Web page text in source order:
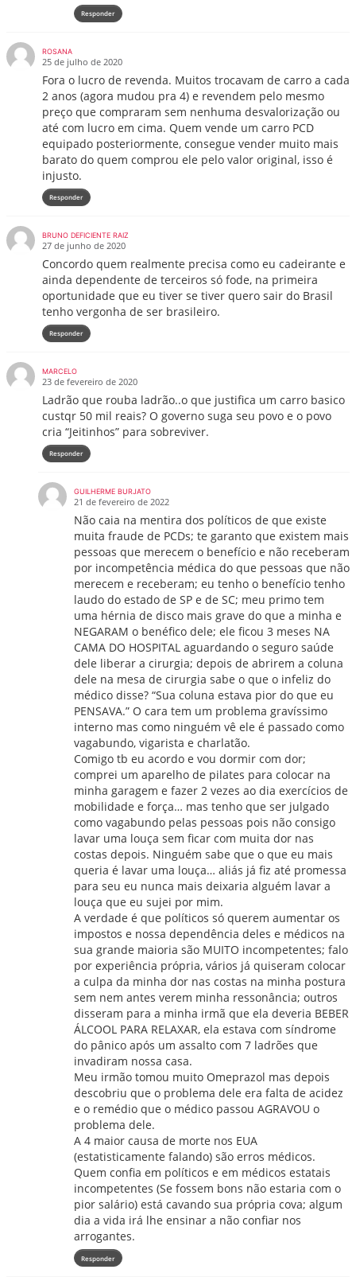
Responder
ROSANA
25 de julho de 2020
Fora o lucro de revenda. Muitos trocavam de carro a cada
2 anos (agora mudou pra 4) e revendem pelo mesmo
preço que compraram sem nenhuma desvalorização ou
até com lucro em cima. Quem vende um carro PCD
equipado posteriormente, consegue vender muito mais
barato do quem comprou ele pelo valor original, isso é
injusto.
Responder
BRUNO DEFICIENTE RAIZ
27 de junho de 2020
Concordo quem realmente precisa como eu cadeirante e
ainda dependente de terceiros só fode, na primeira
oportunidade que eu tiver se tiver quero sair do Brasil
tenho vergonha de ser brasileiro.
Responder
MARCELO
23 de fevereiro de 2020
Ladrão que rouba ladrão..o que justifica um carro basico
custqr 50 mil reais? O governo suga seu povo e o povo
cria “Jeitinhos” para sobreviver.
Responder
GUILHERME BURJATO
21 de fevereiro de 2022
Não caia na mentira dos políticos de que existe
muita fraude de PCDs; te garanto que existem mais
pessoas que merecem o benefício e não receberam
por incompetência médica do que pessoas que não
merecem e receberam; eu tenho o benefício tenho
laudo do estado de SP e de SC; meu primo tem
uma hérnia de disco mais grave do que a minha e
NEGARAM o benéfico dele; ele ficou 3 meses NA
CAMA DO HOSPITAL aguardando o seguro saúde
dele liberar a cirurgia; depois de abrirem a coluna
dele na mesa de cirurgia sabe o que o infeliz do
médico disse? “Sua coluna estava pior do que eu
PENSAVA.” O cara tem um problema gravíssimo
interno mas como ninguém vê ele é passado como
vagabundo, vigarista e charlatão.
Comigo tb eu acordo e vou dormir com dor;
comprei um aparelho de pilates para colocar na
minha garagem e fazer 2 vezes ao dia exercícios de
mobilidade e força… mas tenho que ser julgado
como vagabundo pelas pessoas pois não consigo
lavar uma louça sem ficar com muita dor nas
costas depois. Ninguém sabe que o que eu mais
queria é lavar uma louça… aliás já fiz até promessa
para seu eu nunca mais deixaria alguém lavar a
louça que eu sujei por mim.
A verdade é que políticos só querem aumentar os
impostos e nossa dependência deles e médicos na
sua grande maioria são MUITO incompetentes; falo
por experiência própria, vários já quiseram colocar
a culpa da minha dor nas costas na minha postura
sem nem antes verem minha ressonância; outros
disseram para a minha irmã que ela deveria BEBER
ÁLCOOL PARA RELAXAR, ela estava com síndrome
do pânico após um assalto com 7 ladrões que
invadiram nossa casa.
Meu irmão tomou muito Omeprazol mas depois
descobriu que o problema dele era falta de acidez
e o remédio que o médico passou AGRAVOU o
problema dele.
A 4 maior causa de morte nos EUA
(estatisticamente falando) são erros médicos.
Quem confia em políticos e em médicos estatais
incompetentes (Se fossem bons não estaria com o
pior salário) está cavando sua própria cova; algum
dia a vida irá lhe ensinar a não confiar nos
arrogantes.
Responder